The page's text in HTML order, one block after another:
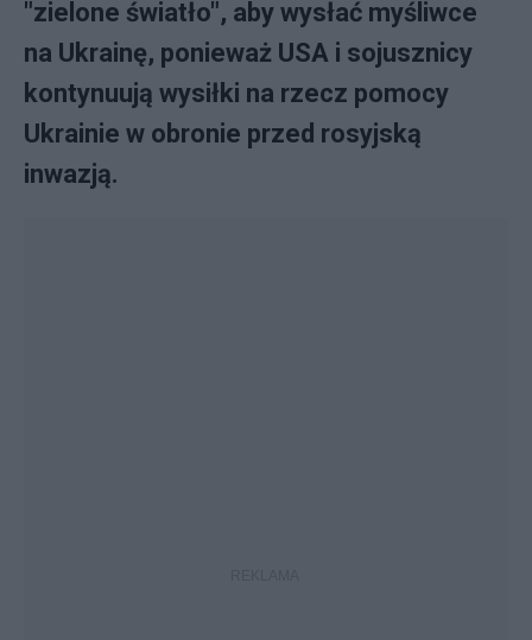
"zielone światło", aby wysłać myśliwce
na Ukrainę, ponieważ USA i sojusznicy
kontynuują wysiłki na rzecz pomocy
Ukrainie w obronie przed rosyjską
inwazją.